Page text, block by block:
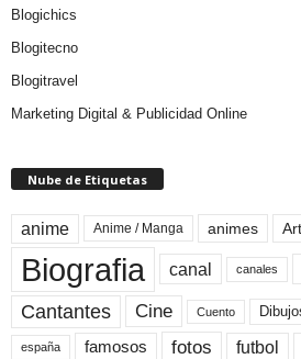
Blogichics
Blogitecno
Blogitravel
Marketing Digital & Publicidad Online
Nube de Etiquetas
anime Anime / Manga animes
Biografia canal canales
Cantantes Cine Cuento
españa famosos fotos futbol